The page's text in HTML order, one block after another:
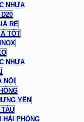
NHỰA
RẺ
TỐT
NHỰA
NỘI
YÊN
HẢI PHÒNG